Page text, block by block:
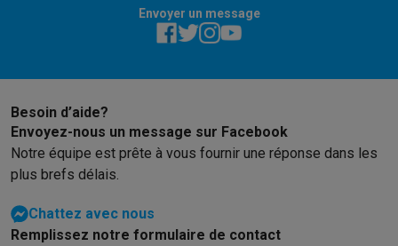
Envoyer un message
Besoin d’aide?
Envoyez-nous un message sur Facebook
Notre équipe est prête à vous fournir une réponse dans les
plus brefs délais.
Chattez avec nous
Remplissez notre formulaire de contact